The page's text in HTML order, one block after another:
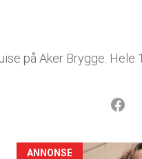
på Aker Brygge.
ANNONSE